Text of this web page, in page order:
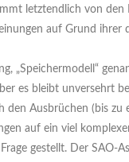
letztendlich von
auf Grund
„Speichermodell“
es bleibt unversehrt
den Ausbrüchen (bis
auf ein viel
gestellt. Der SAO-